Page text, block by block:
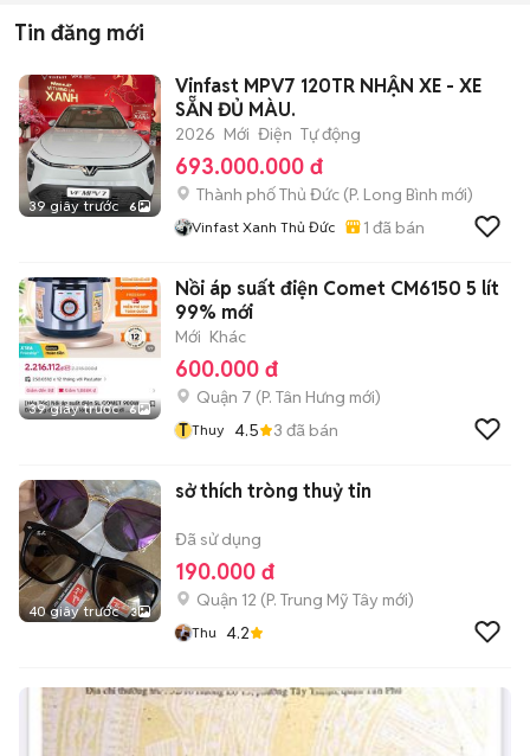
Tin đăng mới
39 giây trước 6
Vinfast MPV7 120TR NHẬN XE - XE
SẴN ĐỦ MÀU.
2026 Mới Điện Tự động
693.000.000 đ
Thành phố Thủ Đức (P. Long Bình mới)
Vinfast Xanh Thủ Đức 1 đã bán
39 giây trước 6
Nồi áp suất điện Comet CM6150 5 lít
99% mới
Mới Khác
600.000 đ
Quận 7 (P. Tân Hưng mới)
T Thuy 4.5 3 đã bán
40 giây trước 3
sở thích tròng thuỷ tin
Đã sử dụng
190.000 đ
Quận 12 (P. Trung Mỹ Tây mới)
Thu 4.2